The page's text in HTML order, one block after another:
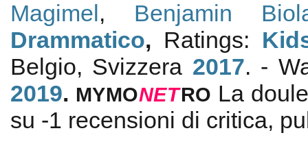
Magimel, Benjamin
Drammatico, Ratings:
Belgio, Svizzera 2017. -
2019. MYMONETRO La
su -1 recensioni di critica,